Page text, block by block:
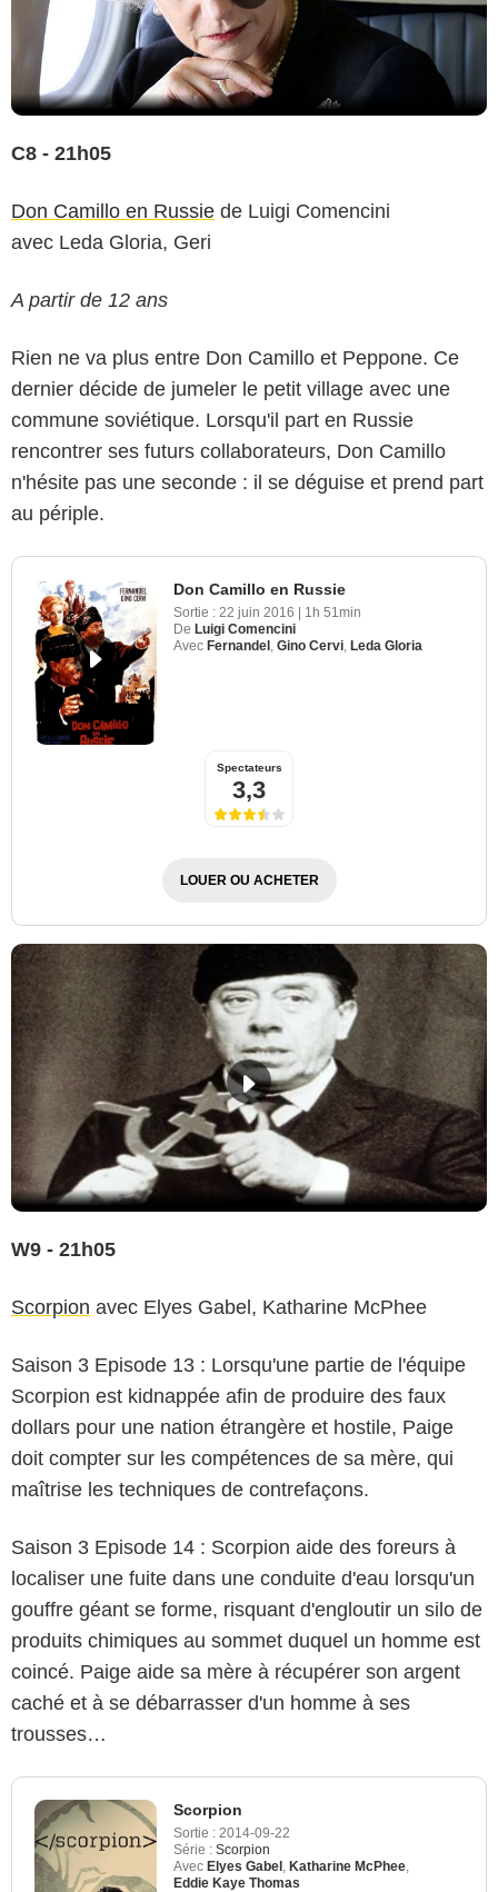
C8 - 21h05
Don Camillo en Russie de Luigi Comencini
avec Leda Gloria, Geri
A partir de 12 ans
Rien ne va plus entre Don Camillo et Peppone. Ce
dernier décide de jumeler le petit village avec une
commune soviétique. Lorsqu'il part en Russie
rencontrer ses futurs collaborateurs, Don Camillo
n'hésite pas une seconde : il se déguise et prend part
au périple.
Don Camillo en Russie
Sortie : 22 juin 2016
1h 51min
De Luigi Comencini
Avec Fernandel , Gino Cervi, Leda Gloria
Spectateurs
3,3
LOUER OU ACHETER
W9 - 21h05
Scorpion avec Elyes Gabel, Katharine McPhee
Saison 3 Episode 13 : Lorsqu'une partie de l'équipe
Scorpion est kidnappée afin de produire des faux
dollars pour une nation étrangère et hostile, Paige
doit compter sur les compétences de sa mère, qui
maîtrise les techniques de contrefaçons.
Saison 3 Episode 14 : Scorpion aide des foreurs à
localiser une fuite dans une conduite d'eau lorsqu'un
gouffre géant se forme, risquant d'engloutir un silo de
produits chimiques au sommet duquel un homme est
coincé. Paige aide sa mère à récupérer son argent
caché et à se débarrasser d'un homme à ses
trousses…
Scorpion
Sortie : 2014-09-22
Série : Scorpion
Avec Elyes Gabel Katharine McPhee
Eddie Kaye Thomas